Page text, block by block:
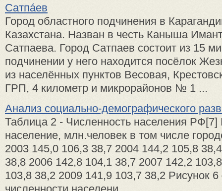
Сатпа́ев
Город областного подчинения в
Казахстана. Назван в честь Каныша
Сатпаева. Город Сатпаев состоит из 15
подчинении у него находится посёлок
из населённых пунктов Весовая,
ГРП, 4 километр и микрорайонов № 1 ...
Анализ социально-демографического
Таблица 2 - Численность населения
население, млн.человек в том числе
2003 145,0 106,3 38,7 2004 144,2 105,8
38,8 2006 142,8 104,1 38,7 2007 142,2
103,8 38,2 2009 141,9 103,7 38,2 Рисунок
численности населени ...